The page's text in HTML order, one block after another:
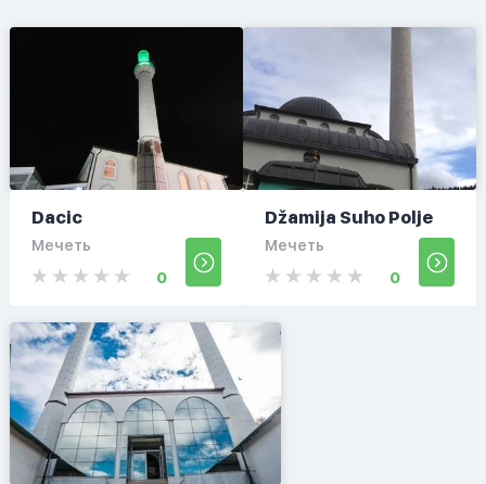
Dacic
Мечеть
0
Džamija Suho Polje
Мечеть
0